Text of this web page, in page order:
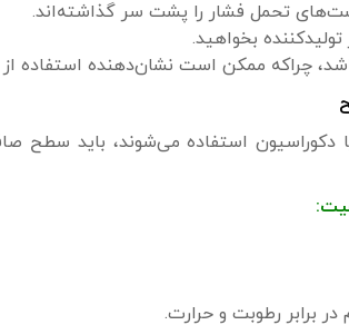
تحمل فشار را پشت سر گذاشته‌اند.
بخواهید.
چراکه ممکن است نشان‌دهنده استفاده
دکوراسیون استفاده می‌شوند، باید سطح
برابر رطوبت و حرارت.